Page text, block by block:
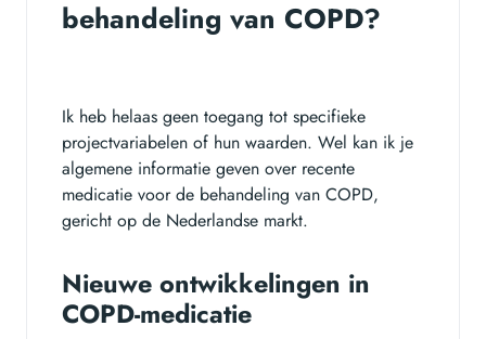
behandeling van COPD?
Ik heb helaas geen toegang tot specifieke
projectvariabelen of hun waarden. Wel kan ik je
algemene informatie geven over recente
medicatie voor de behandeling van COPD,
gericht op de Nederlandse markt.
Nieuwe ontwikkelingen in
COPD-medicatie